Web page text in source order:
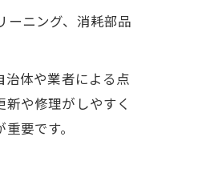
ーニング、消耗部品
体や業者による点
や修理がしやすく
要です。